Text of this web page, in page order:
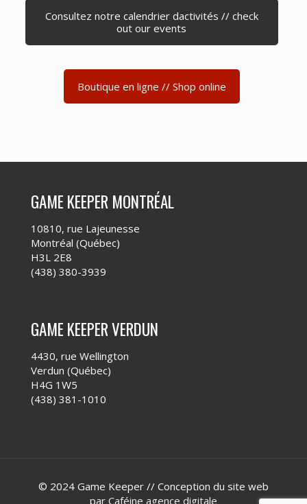
Consultez notre calendrier dactivités // check
out our events
Boutique en ligne // Shop online
GAME KEEPER MONTRÉAL
10810, rue Lajeunesse
Montréal (Québec)
H3L 2E8
(438) 380-3939
GAME KEEPER VERDUN
4430, rue Wellington
Verdun (Québec)
H4G 1W5
(438) 381-1010
© 2024 Game Keeper // Conception du site web
par Caféine agence digitale